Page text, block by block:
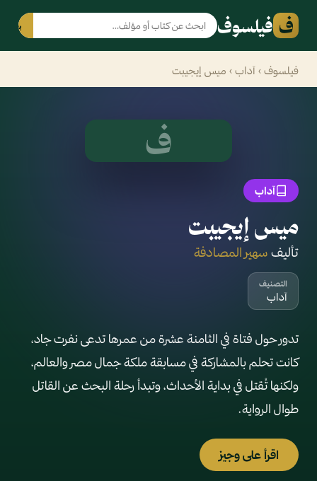
ف فيلسوف بحث
فيلسوف › آداب › ميس إيجيبت
ف
آداب
ميس إيجيبت
تأليف سهير المصادفة
التصنيف
آداب
تدور حول فتاة في الثامنة عشرة من عمرها تدعى نفرت جاد،
كانت تحلم بالمشاركة في مسابقة ملكة جمال مصر والعالم،
ولكنها تُقتل في بداية الأحداث، وتبدأ رحلة البحث عن القاتل
طوال الرواية.
اقرأ على وجيز